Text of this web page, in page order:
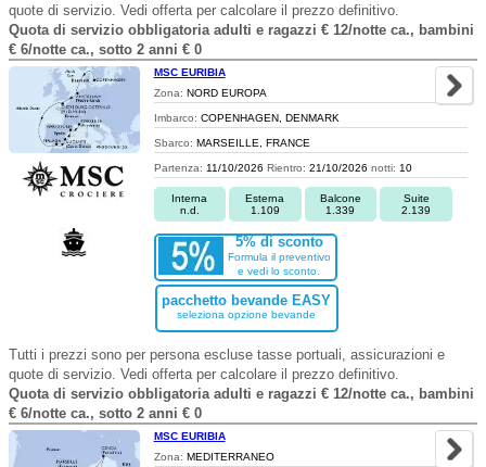
quote di servizio. Vedi offerta per calcolare il prezzo definitivo.
Quota di servizio obbligatoria adulti e ragazzi € 12/notte ca., bambini
€ 6/notte ca., sotto 2 anni € 0
MSC EURIBIA
Zona: NORD EUROPA
Imbarco: COPENHAGEN, DENMARK
Sbarco: MARSEILLE, FRANCE
Partenza: 11/10/2026 Rientro: 21/10/2026 notti: 10
Interna
n.d.
Esterna
1.109
Balcone
1.339
Suite
2.139
5% di sconto
Formula il preventivo
e vedi lo sconto.
pacchetto bevande EASY
seleziona opzione bevande
Tutti i prezzi sono per persona escluse tasse portuali, assicurazioni e
quote di servizio. Vedi offerta per calcolare il prezzo definitivo.
Quota di servizio obbligatoria adulti e ragazzi € 12/notte ca., bambini
€ 6/notte ca., sotto 2 anni € 0
MSC EURIBIA
Zona: MEDITERRANEO